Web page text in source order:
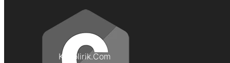
Kepolirik.Com